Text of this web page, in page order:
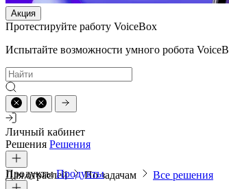
Акция
Протестируйте работу VoiceBox
Испытайте возможности умного робота
Личный кабинет
Решения Решения
Для отраслей По задачам Все решения
ПродуктыПродукты